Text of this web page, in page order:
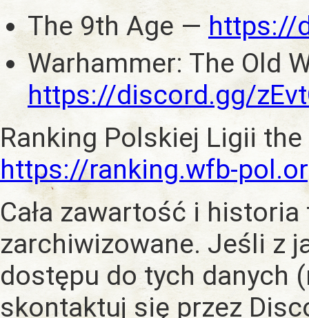
The 9th Age —https://
Warhammer: The Old
https://discord.gg/
Ranking Polskiej Ligii
https://ranking.wfb-
Cała zawartość i historia
zarchiwizowane. Jeśli z
dostępu do tych danych
skontaktuj się przez